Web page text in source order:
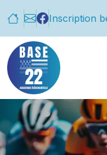
Inscription
Panneau de gestion